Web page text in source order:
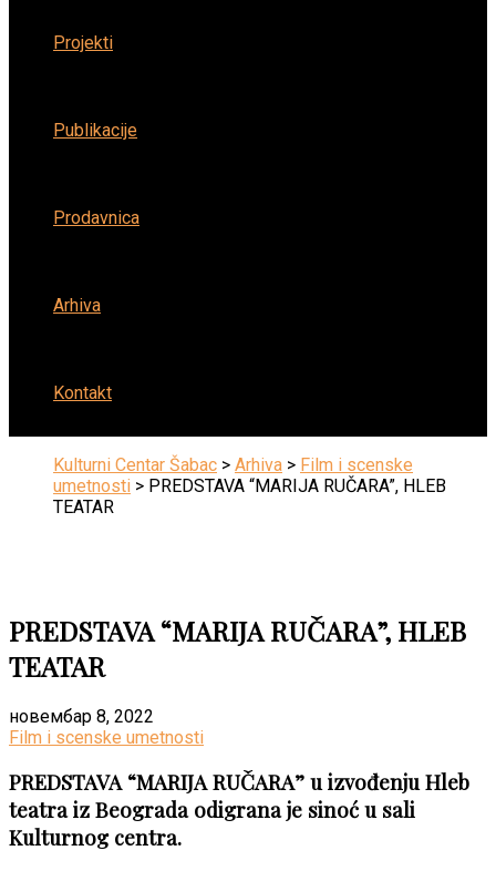
Projekti
Publikacije
Prodavnica
Arhiva
Kontakt
Kulturni Centar Šabac > Arhiva > Film i scenske
umetnosti > PREDSTAVA “MARIJA RUČARA”, HLEB
TEATAR
PREDSTAVA “MARIJA RUČARA”, HLEB
TEATAR
новембар 8, 2022
Film i scenske umetnosti
PREDSTAVA “MARIJA RUČARA” u izvođenju Hleb
teatra iz Beograda odigrana je sinoć u sali
Kulturnog centra.